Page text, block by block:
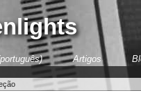
Artigos